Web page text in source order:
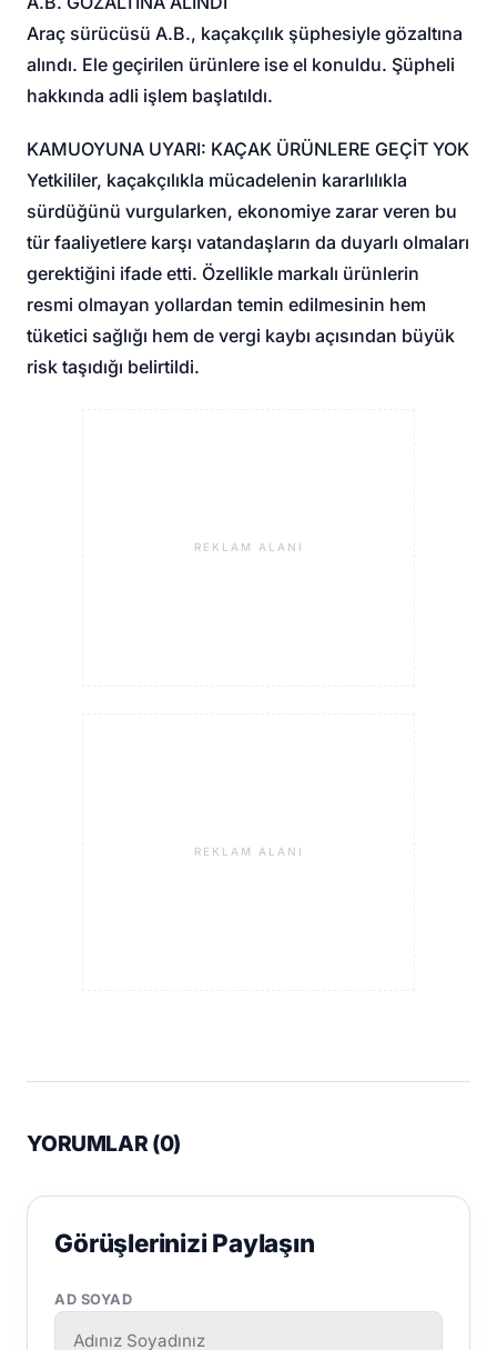
Araç sürücüsü A.B., kaçakçılık şüphesiyle gözaltına
alındı. Ele geçirilen ürünlere ise el konuldu. Şüpheli
hakkında adli işlem başlatıldı.
KAMUOYUNA UYARI: KAÇAK ÜRÜNLERE GEÇİT YOK
Yetkililer, kaçakçılıkla mücadelenin kararlılıkla
sürdüğünü vurgularken, ekonomiye zarar veren bu
tür faaliyetlere karşı vatandaşların da duyarlı olmaları
gerektiğini ifade etti. Özellikle markalı ürünlerin
resmi olmayan yollardan temin edilmesinin hem
tüketici sağlığı hem de vergi kaybı açısından büyük
risk taşıdığı belirtildi.
REKLAM ALANI
REKLAM ALANI
YORUMLAR (0)
Görüşlerinizi Paylaşın
AD SOYAD